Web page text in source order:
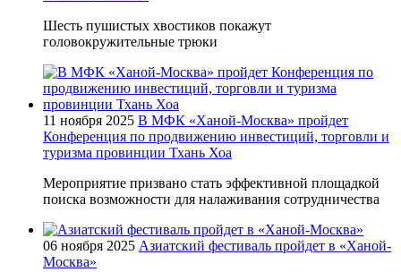
Шесть пушистых хвостиков покажут
головокружительные трюки
11 ноября 2025 В МФК «Ханой-Москва» пройдет
Конференция по продвижению инвестиций, торговли и
туризма провинции Тхань Хоа
Мероприятие призвано стать эффективной площадкой
поиска возможности для налаживания сотрудничества
06 ноября 2025 Азиатский фестиваль пройдет в «Ханой-
Москва»